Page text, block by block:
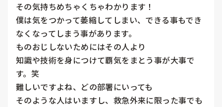
その気持ちめちゃくちゃわかります！
僕は気をつかって萎縮してしまい、できる事もでき
なくなってしまう事があります。
ものおじしないためにはその人より
知識や技術を身につけて覇気をまとう事が大事で
す。笑
難しいですよね、どの部署にいっても
そのような人はいますし、救急外来に限った事でも